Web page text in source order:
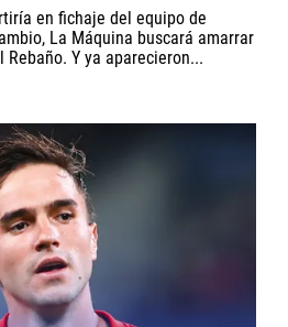
en fichaje del equipo de
La Máquina buscará amarrar
Rebaño. Y ya aparecieron...